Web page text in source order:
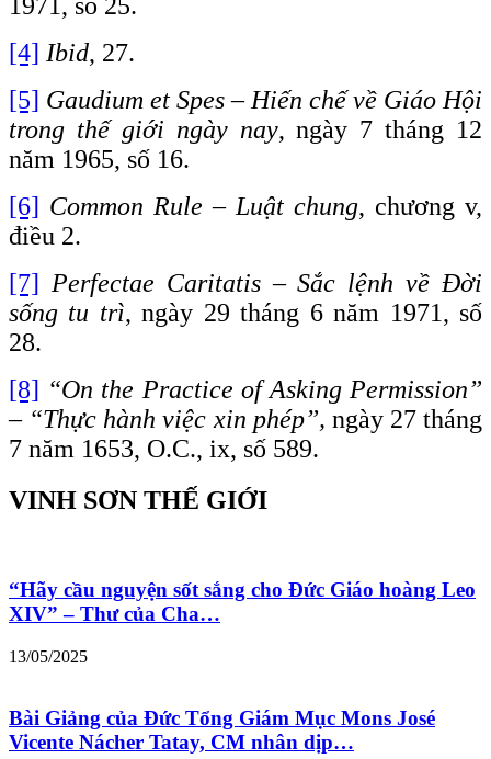
1971, sô 25.
[4] Ibid, 27.
[5] Gaudium et Spes – Hiến chế về Giáo Hội
trong thế giới ngày nay, ngày 7 tháng 12
năm 1965, số 16.
[6] Common Rule – Luật chung, chương v,
điều 2.
[7] Perfectae Caritatis – Sắc lệnh về Đời
sống tu trì, ngày 29 tháng 6 năm 1971, số
28.
[8] “On the Practice of Asking Permission”
– “Thực hành việc xin phép”, ngày 27 tháng
7 năm 1653, O.C., ix, số 589.
VINH SƠN THẾ GIỚI
“Hãy cầu nguyện sốt sắng cho Đức Giáo hoàng Leo
XIV” – Thư của Cha…
13/05/2025
Bài Giảng của Đức Tổng Giám Mục Mons José
Vicente Nácher Tatay, CM nhân dịp…